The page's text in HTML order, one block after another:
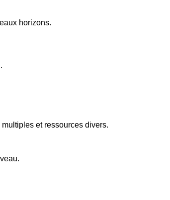
horizons.
et ressources divers.